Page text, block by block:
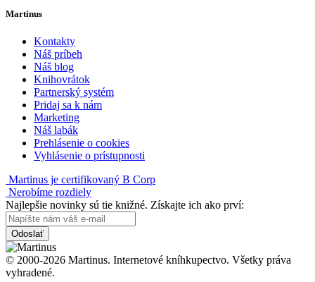
Martinus
Kontakty
Náš príbeh
Náš blog
Knihovrátok
Partnerský systém
Pridaj sa k nám
Marketing
Náš labák
Prehlásenie o cookies
Vyhlásenie o prístupnosti
Martinus je certifikovaný B Corp
Nerobíme rozdiely
Najlepšie novinky sú tie knižné. Získajte ich ako prví:
Odoslať
© 2000-2026 Martinus. Internetové kníhkupectvo. Všetky práva
vyhradené.